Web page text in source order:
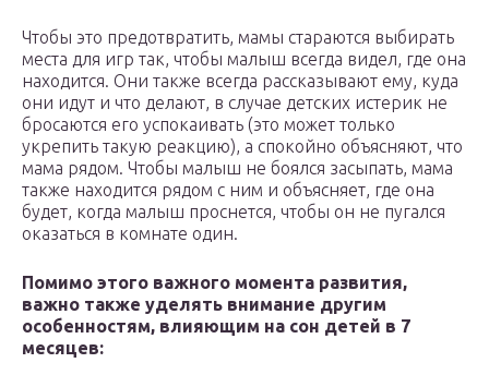
Чтобы это предотвратить, мамы стараются выбирать
места для игр так, чтобы малыш всегда видел, где она
находится. Они также всегда рассказывают ему, куда
они идут и что делают, в случае детских истерик не
бросаются его успокаивать (это может только
укрепить такую реакцию), а спокойно объясняют, что
мама рядом. Чтобы малыш не боялся засыпать, мама
также находится рядом с ним и объясняет, где она
будет, когда малыш проснется, чтобы он не пугался
оказаться в комнате один.
Помимо этого важного момента развития,
важно также уделять внимание другим
особенностям, влияющим на сон детей в 7
месяцев: